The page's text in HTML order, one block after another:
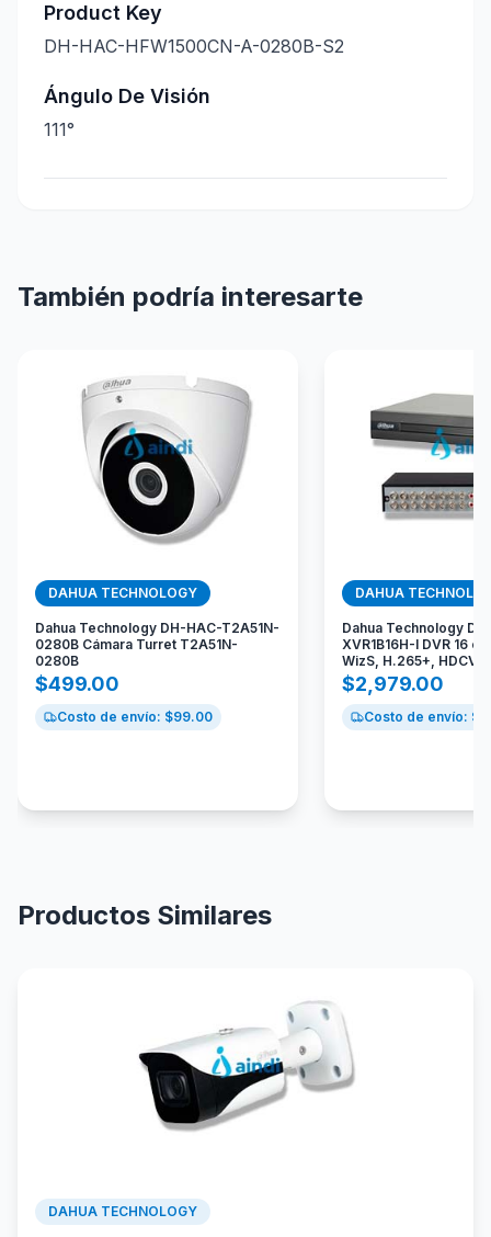
Product Key
DH-HAC-HFW1500CN-A-0280B-S2
Ángulo De Visión
111°
También podría interesarte
DAHUA TECHNOLOGY
Dahua Technology DH-HAC-T2A51N-
0280B Cámara Turret T2A51N-
0280B
$499.00
Costo de envío: $99.00
DAHUA
Dahua Technology
XVR1B16H-I DVR 16
WizS, H.265+, HDCVI
$2,979.00
Costo de envío: $
Productos Similares
DAHUA TECHNOLOGY